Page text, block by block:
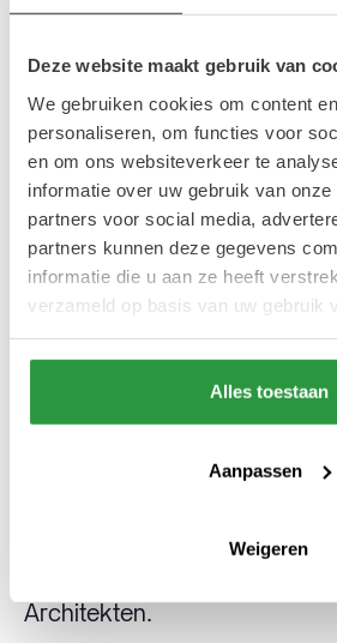
Deze website maakt gebruik van
We gebruiken cookies om content
personaliseren, om functies voor
en om ons websiteverkeer te
informatie over uw gebruik van
partners voor social media,
partners kunnen deze gegevens
informatie die u aan ze heeft
verzameld op basis van uw gebruik
Alles toestaan
Aanpassen
Weigeren
aan het Schouwburgplein
Doelen en de hoofdingang
Mauritsweg. Vanaf Calypso
leukste restaurants, winkels,
en (film)theaters.
Als bewoner van een van de
fitnessruimte. Daarnaast
een servicebalie,
parkeergarage.
Londense architect William
Architekten.